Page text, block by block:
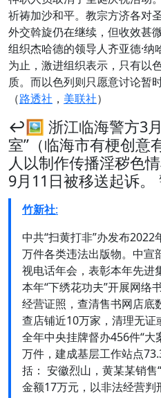
祈祷加沙和平。教宗方济各对
外交斡旋仍在继续，但收效甚
组织杰哈德的领导人齐亚德·
为止，激进组织表示，只有以
质。而以色列则只愿意讨论暂时
（路透社 ， 美联社）
↩️🖼 浙江临海警方3月
室”（临海市有梗创意
人以制作传播淫秽色
9月11日被移送起诉
竹新社:
中共“扫黄打非”办发布
万件各类违法出版物。中宣
视电话年会，表彰本年先进
本年“下绣花功夫”开展网络
经营证照，查清售书网店底
查店铺近10万家，清理无证
全年中央挂牌督办456件“大
万件，建成基层工作站点
括： 安徽烈山，黄某某销售
金额17万元，以非法经营